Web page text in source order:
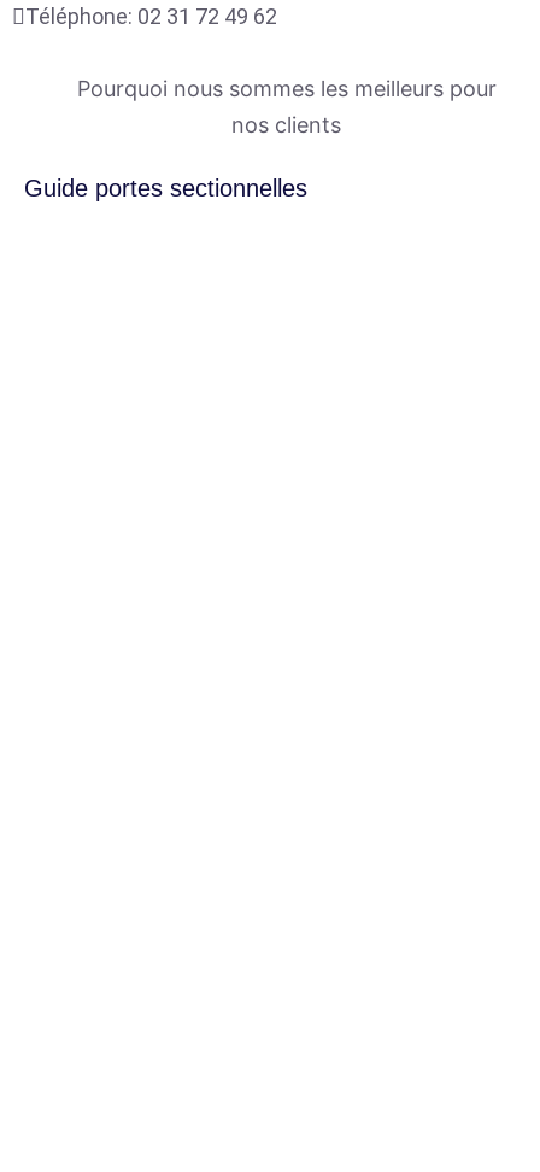
Téléphone: 02 31 72 49 62
Pourquoi nous sommes les meilleurs pour
nos clients
Guide portes sectionnelles